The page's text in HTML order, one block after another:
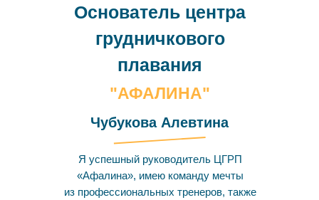
Основатель центра
грудничкового
плавания
"АФАЛИНА"
Чубукова Алевтина
Я успешный руководитель ЦГРП
«Афалина», имею команду мечты
из профессиональных тренеров, также